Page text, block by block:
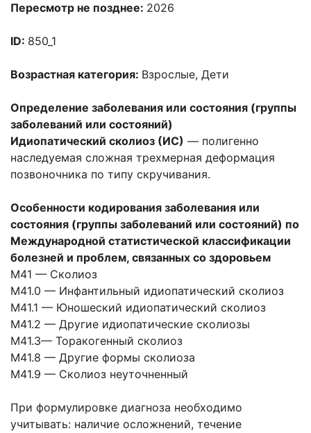
Пересмотр не позднее: 2026
ID: 850_1
Возрастная категория: Взрослые, Дети
Определение заболевания или состояния (группы
заболеваний или состояний)
Идиопатический сколиоз (ИС) — полигенно
наследуемая сложная трехмерная деформация
позвоночника по типу скручивания.
Особенности кодирования заболевания или
состояния (группы заболеваний или состояний) по
Международной статистической классификации
болезней и проблем, связанных со здоровьем
M41 — Сколиоз
М41.0 — Инфантильный идиопатический сколиоз
М41.1 — Юношеский идиопатический сколиоз
М41.2 — Другие идиопатические сколиозы
M41.3— Торакогенный сколиоз
M41.8 — Другие формы сколиоза
M41.9 — Сколиоз неуточненный
При формулировке диагноза необходимо
учитывать: наличие осложнений, течение